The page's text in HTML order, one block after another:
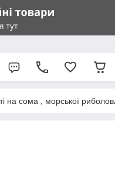
на сома , морської